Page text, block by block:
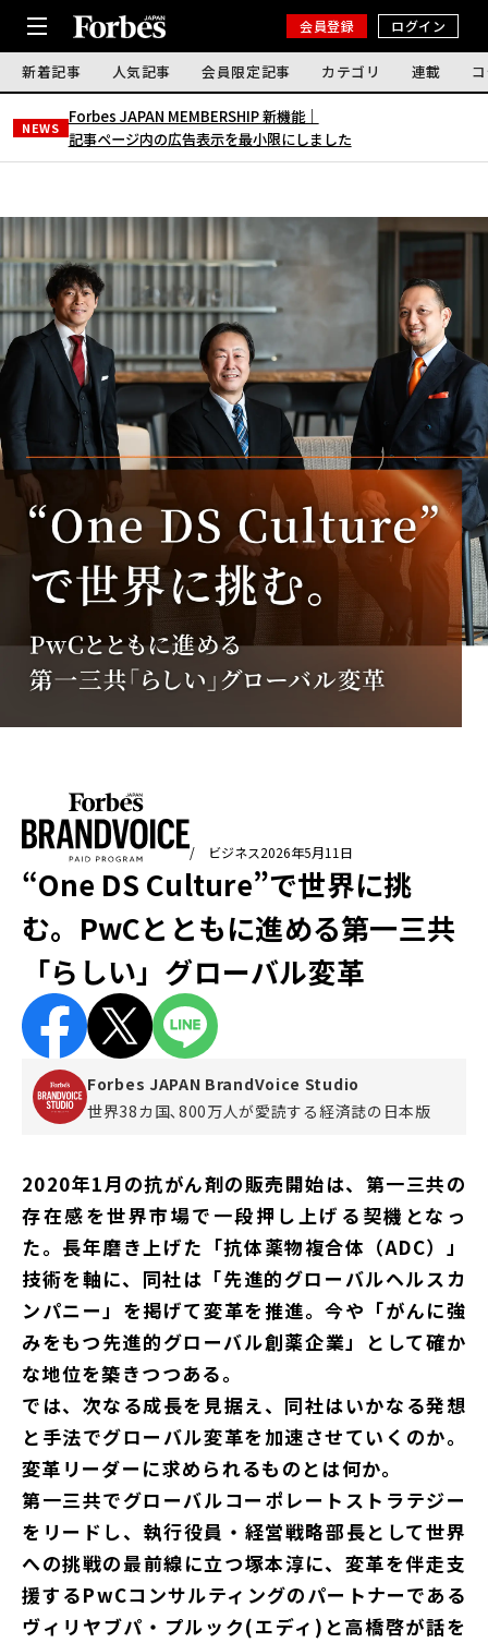
会員登録 ログイン
新着記事 人気記事 会員限定記事 カテゴリ 連載
NEWS
Forbes JAPAN MEMBERSHIP 新機能｜
記事ページ内の広告表示を最小限にしました
/ ビジネス2026年5月11日
“One DS Culture”で世界に挑
む。PwCとともに進める第一三共
「らしい」グローバル変革
Forbes JAPAN BrandVoice Studio
世界38カ国､800万人が愛読する 経済誌の日本版
2020年1月の抗がん剤の販売開始は、第一三共の
存在感を世界市場で一段押し上げる契機となっ
た。長年磨き上げた「抗体薬物複合体（ADC）」
技術を軸に、同社は「先進的グローバルヘルスカ
ンパニー」を掲げて変革を推進。今や「がんに強
みをもつ先進的グローバル創薬企業」として確か
な地位を築きつつある。
では、次なる成長を見据え、同社はいかなる発想
と手法でグローバル変革を加速させていくのか。
変革リーダーに求められるものとは何か。
第一三共でグローバルコーポレートストラテジー
をリードし、執行役員・経営戦略部長として世界
への挑戦の最前線に立つ塚本淳に、変革を伴走支
援するPwCコンサルティングのパートナーである
ヴィリヤブパ・プルック(エディ)と高橋啓が話を